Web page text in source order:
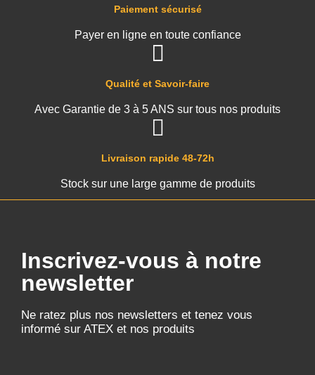
Livraison rapide 48-72h
Stock sur une large gamme de produits
Qualité et Savoir-faire
Avec Garantie de 3 à 5 ANS sur tous nos produits
Paiement sécurisé
Payer en ligne en toute confiance
Inscrivez-vous à notre
newsletter
Ne ratez plus nos newsletters et tenez vous
informé sur ATEX et nos produits